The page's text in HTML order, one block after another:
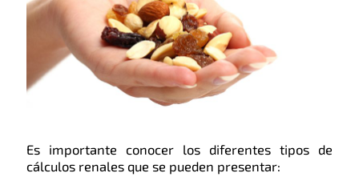
Es importante conocer los diferentes tipos de
cálculos renales que se pueden presentar: